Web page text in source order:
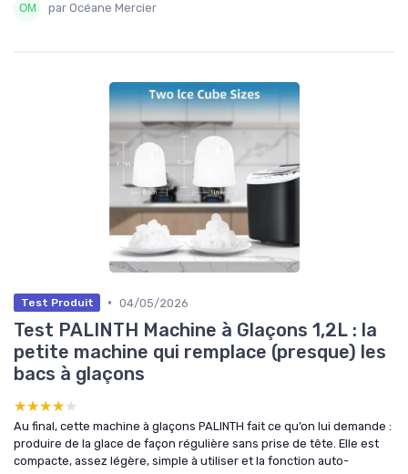
par Océane Mercier
Test Produit • 04/05/2026
Test PALINTH Machine à Glaçons 1,2L : la
petite machine qui remplace (presque) les
bacs à glaçons
★★★★★
★★★★★
Au final, cette machine à glaçons PALINTH fait ce qu’on lui demande :
produire de la glace de façon régulière sans prise de tête. Elle est
compacte, assez légère, simple à utiliser et la fonction auto-